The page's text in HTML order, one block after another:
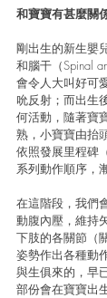
和寶寶有甚麼關
剛出生的新生嬰
和腦干（Spinal
會令人大叫好可
吮反射；而出生
何活動，隨著寶
熟，小寶寶由抬
依照發展里程碑
系列動作順序，
在這階段，我們
動腹內壓，維持
下肢的各關節（
姿勢作出各種動
與生俱來的，早
部份會在寶寶出